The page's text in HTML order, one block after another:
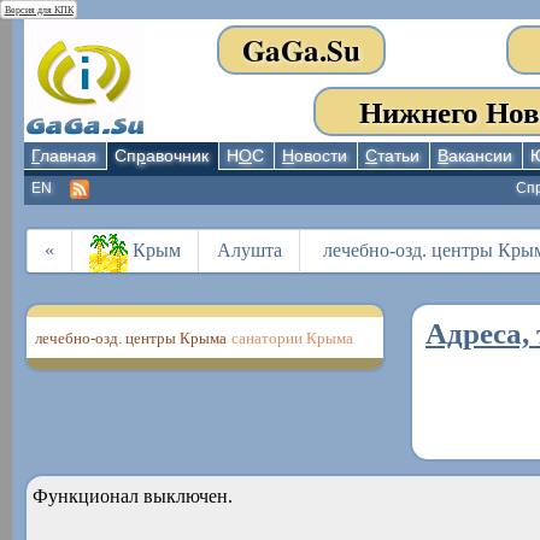
Версия для КПК
GaGa.Su
Нижнего
Главная Справочник НОС Новости Статьи Вакансии
EN
« Крым Алушта лечебно-озд. центры
лечебно-озд. центры Крыма санатории Крыма Адреса,
Функционал выключен.